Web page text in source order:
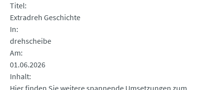
Titel
Extradreh Geschichte
In
drehscheibe
Am
01.06.2026
Inhalt